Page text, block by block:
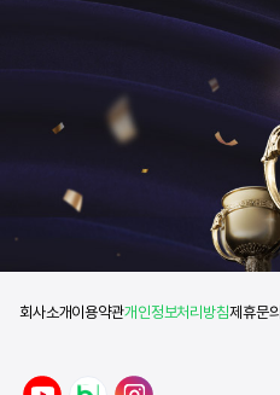
회사소개이용약관개인정보처리방침제휴문의
n